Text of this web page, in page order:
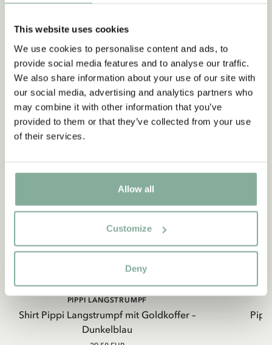
This website uses cookies
We use cookies to personalise content and ads, to
provide social media features and to analyse our traffic.
We also share information about your use of our site with
our social media, advertising and analytics partners who
may combine it with other information that you’ve
provided to them or that they’ve collected from your use
of their services.
Allow all
Customize
Deny
Shirt Pippi Langstrumpf mit Goldkoffer –
Dunkelblau
PIPPI LANGSTRUMPF